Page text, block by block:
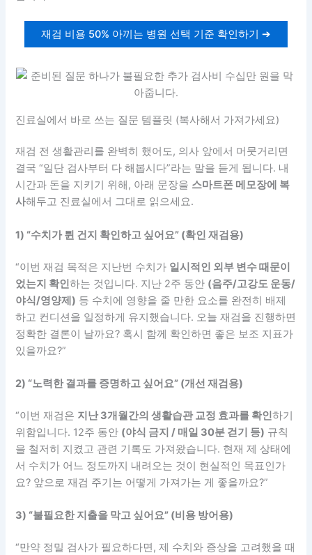
재검 비용 50% 아끼는 병원 선택 기준 확인하기 ➔
진료실에서 바로 쓰는 질문 템플릿 (복사해서 가져가세요)
재검 전 생활관리를 완벽히 했어도, 의사 앞에서 머뭇거리면
결국 “일단 검사부터 다 해봅시다”라는 말을 듣게 됩니다. 내
시간과 돈을 지키기 위해, 아래 문장을 스마트폰 메모장에 복
사해두고 진료실에서 그대로 읽으세요.
1) “수치가 튄 건지 확인하고 싶어요” (확인 재검용)
“이번 재검 목적은 지난번 수치가 일시적인 외부 변수 때문이
었는지 확인하는 것입니다. 지난 2주 동안 (음주/고강도 운동/
야식/영양제) 등 수치에 영향을 줄 만한 요소를 완전히 배제
하고 컨디션을 일정하게 유지했습니다. 오늘 재검을 진행하면
정확한 결론이 날까요? 혹시 함께 확인하면 좋은 보조 지표가
있을까요?”
2) “노력한 결과를 증명하고 싶어요” (개선 재검용)
“이번 재검은 지난 3개월간의 생활습관 교정 효과를 확인하기
위함입니다. 12주 동안 (야식 금지 / 매일 30분 걷기 등) 규칙
을 철저히 지켰고 관련 기록도 가져왔습니다. 현재 제 상태에
서 수치가 어느 정도까지 내려오는 것이 현실적인 목표인가
요? 앞으로 재검 주기는 어떻게 가져가는 게 좋을까요?”
3) “불필요한 지출을 막고 싶어요” (비용 방어용)
“만약 정밀 검사가 필요하다면, 제 수치와 증상을 고려했을 때